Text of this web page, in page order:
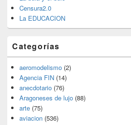
Censura2.0
La EDUCACION
Categorías
aeromodelismo (2)
Agencia FIN (14)
anecdotario (76)
Aragoneses de lujo (88)
arte (75)
aviacion (536)